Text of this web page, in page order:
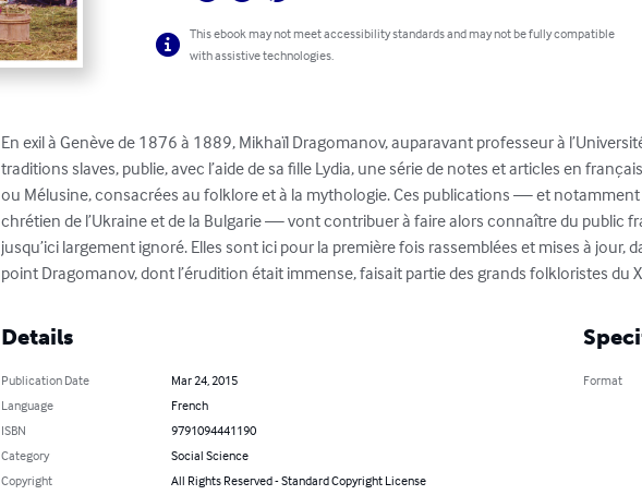
This ebook may not meet accessibility standards and may not be fully compatible
with assistive technologies.
En exil à Genève de 1876 à 1889, Mikhaïl Dragomanov, auparavant professeur à
traditions slaves, publie, avec l’aide de sa fille Lydia, une série de notes et articles en
ou Mélusine, consacrées au folklore et à la mythologie. Ces publications — et
chrétien de l’Ukraine et de la Bulgarie — vont contribuer à faire alors connaître du public
jusqu’ici largement ignoré. Elles sont ici pour la première fois rassemblées et mises à jour,
point Dragomanov, dont l’érudition était immense, faisait partie des grands folkloristes du
Details
Publication Date
Mar 24, 2015
Language
French
ISBN
9791094441190
Category
Social Science
Copyright
All Rights Reserved - Standard Copyright License
Format